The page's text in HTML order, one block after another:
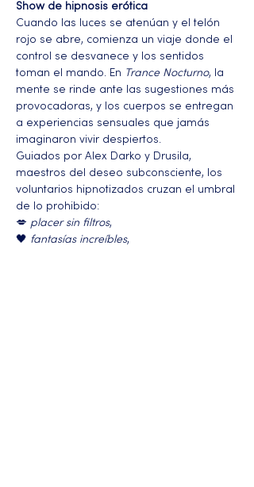
Show de hipnosis erótica
Cuando las luces se atenúan y el telón
rojo se abre, comienza un viaje donde el
control se desvanece y los sentidos
toman el mando. En Trance Nocturno, la
mente se rinde ante las sugestiones más
provocadoras, y los cuerpos se entregan
a experiencias sensuales que jamás
imaginaron vivir despiertos.
Guiados por Alex Darko y Drusila,
maestros del deseo subconsciente, los
voluntarios hipnotizados cruzan el umbral
de lo prohibido:
💋 placer sin filtros,
🖤 fantasías increíbles,